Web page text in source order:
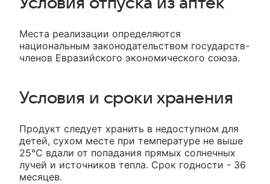
Места реализации определяются
национальным законодательством государств-
членов Евразийского экономического союза.
Условия и сроки хранения
Продукт следует хранить в недоступном для
детей, сухом месте при температуре не выше
25°С вдали от попадания прямых солнечных
лучей и источников тепла. Срок годности - 36
месяцев.